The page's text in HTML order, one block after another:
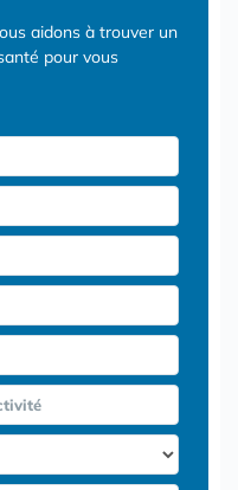
aidons à trouver un
pour vous